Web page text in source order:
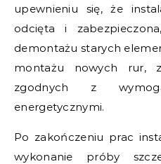
upewnieniu się, że
odcięta i
demontażu starych
montażu nowych rur,
zgodnych z
energetycznymi.
Po zakończeniu prac
wykonanie próby